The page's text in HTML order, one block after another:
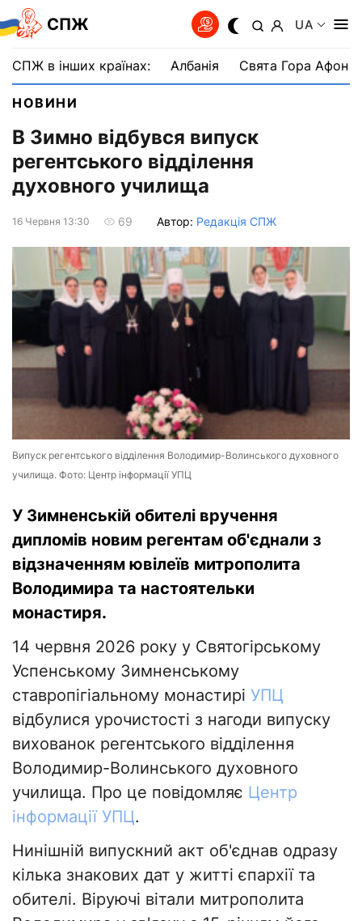
СПЖ UA
СПЖ в інших країнах: Албанія Свята Гора Афон
НОВИНИ
В Зимно відбувся випуск
регентського відділення
духовного училища
16 Червня 13:30 69 Автор: Редакція СПЖ
Випуск регентського відділення Володимир-Волинського духовного
училища. Фото: Центр інформації УПЦ
У Зимненській обителі вручення
дипломів новим регентам об'єднали з
відзначенням ювілеїв митрополита
Володимира та настоятельки
монастиря.
14 червня 2026 року у Святогірському
Успенському Зимненському
ставропігіальному монастирі УПЦ
відбулися урочистості з нагоди випуску
вихованок регентського відділення
Володимир-Волинського духовного
училища. Про це повідомляє Центр
інформації УПЦ.
Нинішній випускний акт об'єднав одразу
кілька знакових дат у житті єпархії та
обителі. Віруючі вітали митрополита